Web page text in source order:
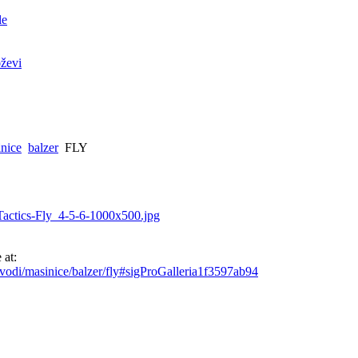
balzer FLY
at:
masinice/balzer/fly#sigProGalleria1f3597ab94